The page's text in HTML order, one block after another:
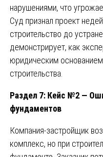
нарушениями, что
Суд признал проект
строительство до
демонстрирует, как
юридическим
строительства.
Раздел 7: Кейс №2 —
фундаментов
Компания-застройщик
комплекс, но при